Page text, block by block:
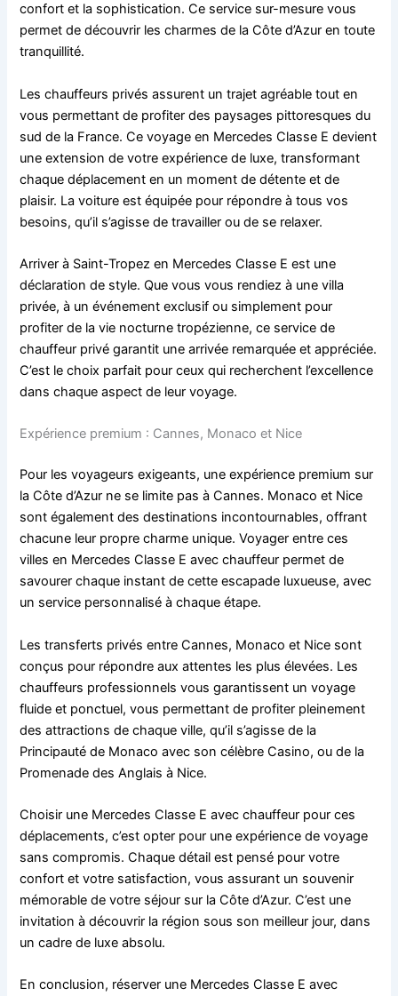
confort et la sophistication. Ce service sur-mesure vous
permet de découvrir les charmes de la Côte d’Azur en toute
tranquillité.
Les chauffeurs privés assurent un trajet agréable tout en
vous permettant de profiter des paysages pittoresques du
sud de la France. Ce voyage en Mercedes Classe E devient
une extension de votre expérience de luxe, transformant
chaque déplacement en un moment de détente et de
plaisir. La voiture est équipée pour répondre à tous vos
besoins, qu’il s’agisse de travailler ou de se relaxer.
Arriver à Saint-Tropez en Mercedes Classe E est une
déclaration de style. Que vous vous rendiez à une villa
privée, à un événement exclusif ou simplement pour
profiter de la vie nocturne tropézienne, ce service de
chauffeur privé garantit une arrivée remarquée et appréciée.
C’est le choix parfait pour ceux qui recherchent l’excellence
dans chaque aspect de leur voyage.
Expérience premium : Cannes, Monaco et Nice
Pour les voyageurs exigeants, une expérience premium sur
la Côte d’Azur ne se limite pas à Cannes. Monaco et Nice
sont également des destinations incontournables, offrant
chacune leur propre charme unique. Voyager entre ces
villes en Mercedes Classe E avec chauffeur permet de
savourer chaque instant de cette escapade luxueuse, avec
un service personnalisé à chaque étape.
Les transferts privés entre Cannes, Monaco et Nice sont
conçus pour répondre aux attentes les plus élevées. Les
chauffeurs professionnels vous garantissent un voyage
fluide et ponctuel, vous permettant de profiter pleinement
des attractions de chaque ville, qu’il s’agisse de la
Principauté de Monaco avec son célèbre Casino, ou de la
Promenade des Anglais à Nice.
Choisir une Mercedes Classe E avec chauffeur pour ces
déplacements, c’est opter pour une expérience de voyage
sans compromis. Chaque détail est pensé pour votre
confort et votre satisfaction, vous assurant un souvenir
mémorable de votre séjour sur la Côte d’Azur. C’est une
invitation à découvrir la région sous son meilleur jour, dans
un cadre de luxe absolu.
En conclusion, réserver une Mercedes Classe E avec